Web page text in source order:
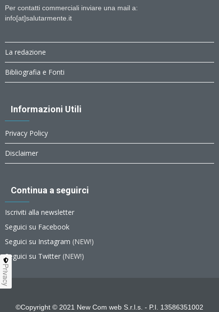
Per contatti commerciali inviare una mail a:
info[at]salutarmente.it
La redazione
Bibliografia e Fonti
Informazioni Utili
Privacy Policy
Disclaimer
Continua a seguirci
Iscriviti alla newsletter
Seguici su Facebook
Seguici su Instagram (NEW!)
Seguici su Twitter (NEW!)
©Copyright © 2021 New Com web S.r.l.s. - P.I. 13586351002
Privacy